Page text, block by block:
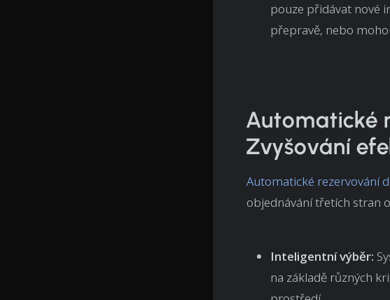
pouze přidávat nové
přepravě, nebo
Automatické
Zvyšování
Automatické rezervování
objednávání třetích stran
Inteligentní výběr:
na základě různých